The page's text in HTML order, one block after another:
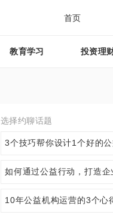
首页
教育学习 投资理
选择约聊话题
3个技巧帮你设计1个好的公
如何通过公益行动，打造企
10年公益机构运营的3个心